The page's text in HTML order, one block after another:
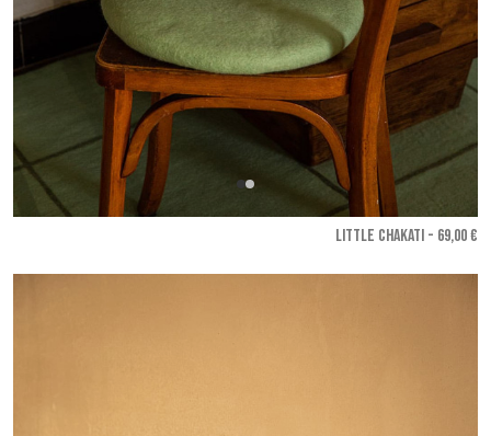
LITTLE CHAKATI - 69,00 €